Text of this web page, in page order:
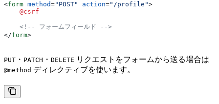
<form method="POST" action="/profile">
    @csrf
    <!-- フォームフィールド -->
</form>
PUT ・ PATCH ・ DELETE リクエストをフォームから送る場合は
@method ディレクティブを使います。